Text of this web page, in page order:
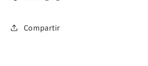
Compartir